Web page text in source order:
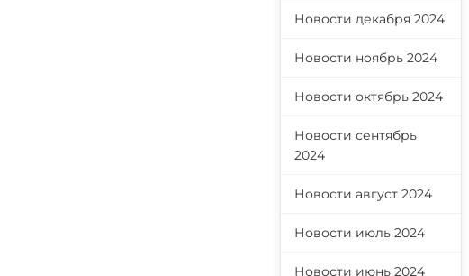
Новости декабря 2024
Новости ноябрь 2024
Новости октябрь 2024
Новости сентябрь
2024
Новости август 2024
Новости июль 2024
Новости июнь 2024